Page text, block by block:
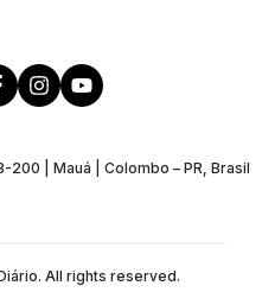
200 | Mauá | Colombo – PR, Brasil
All rights reserved.